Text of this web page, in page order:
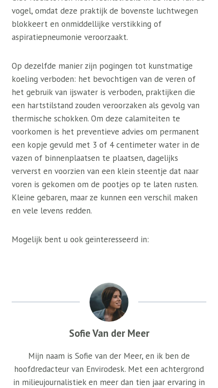
vogel, omdat deze praktijk de bovenste luchtwegen
blokkeert en onmiddellijke verstikking of
aspiratiepneumonie veroorzaakt.
Op dezelfde manier zijn pogingen tot kunstmatige
koeling verboden: het bevochtigen van de veren of
het gebruik van ijswater is verboden, praktijken die
een hartstilstand zouden veroorzaken als gevolg van
thermische schokken. Om deze calamiteiten te
voorkomen is het preventieve advies om permanent
een kopje gevuld met 3 of 4 centimeter water in de
vazen ​​of binnenplaatsen te plaatsen, dagelijks
ververst en voorzien van een klein steentje dat naar
voren is gekomen om de pootjes op te laten rusten.
Kleine gebaren, maar ze kunnen een verschil maken
en vele levens redden.
Mogelijk bent u ook geïnteresseerd in:
Sofie Van der Meer
Mijn naam is Sofie van der Meer, en ik ben de
hoofdredacteur van Envirodesk. Met een achtergrond
in milieujournalistiek en meer dan tien jaar ervaring in